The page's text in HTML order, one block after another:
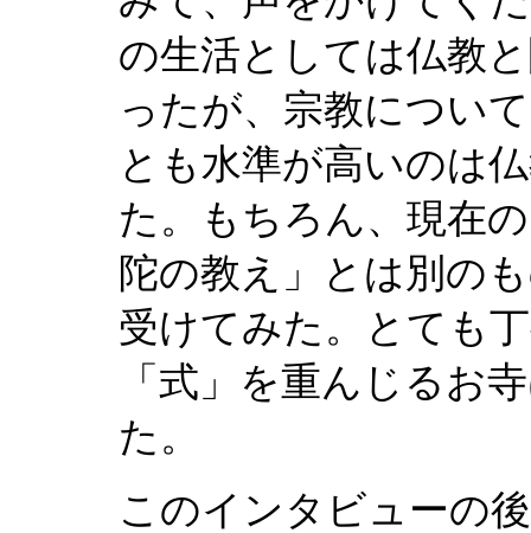
の生活としては仏教
ったが、宗教につい
とも水準が高いのは
た。もちろん、現在
陀の教え」とは別の
受けてみた。とても
「式」を重んじるお
た。
このインタビューの